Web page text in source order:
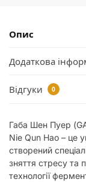
Опис
Додаткова
Відгуки 0
Габа Шен Пуер
Nie Qun Hao – це
створений
зняття стресу та
технології